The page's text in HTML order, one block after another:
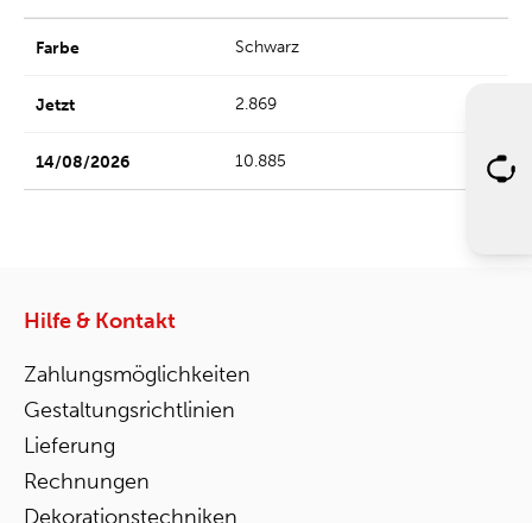
Schwarz
2.869
10.885
Hilfe & Kontakt
Zahlungsmöglichkeiten
Gestaltungsrichtlinien
Lieferung
Rechnungen
Dekorationstechniken